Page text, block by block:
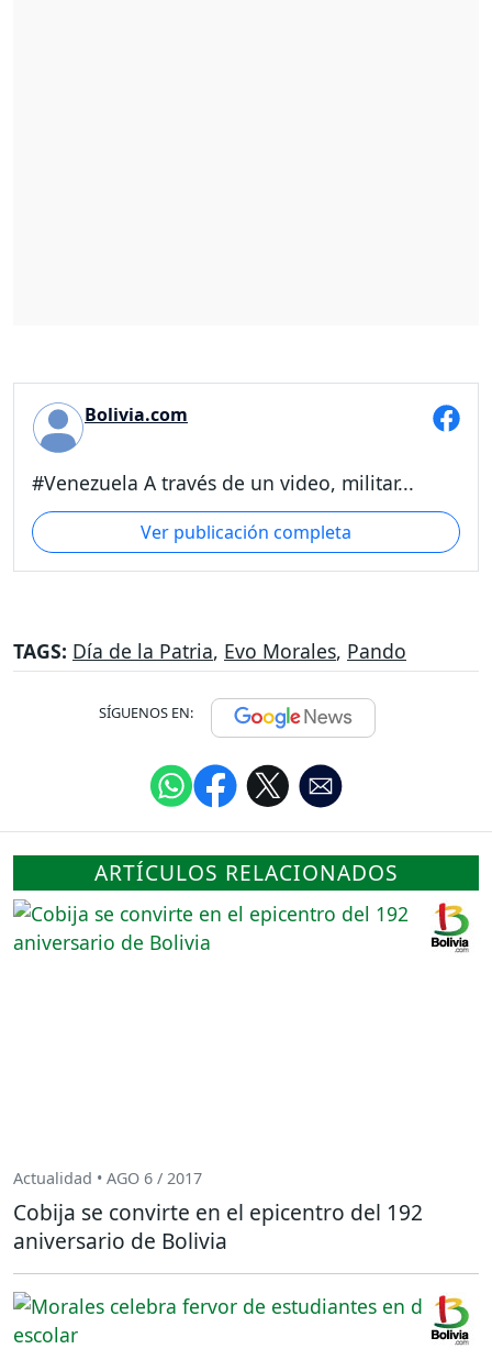
Bolivia.com
#Venezuela A través de un video, militar...
Ver publicación completa
TAGS: Día de la Patria, Evo Morales, Pando
SÍGUENOS EN:
ARTÍCULOS RELACIONADOS
Actualidad • AGO 6 / 2017
Cobija se convirte en el epicentro del 192
aniversario de Bolivia